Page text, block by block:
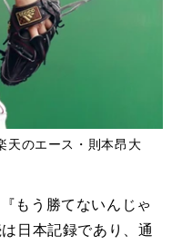
天のエース・則本昂大
もう勝てないんじゃ
日本記録であり、通